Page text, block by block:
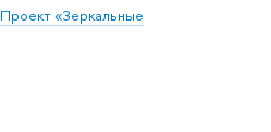
Проект «Зеркальные